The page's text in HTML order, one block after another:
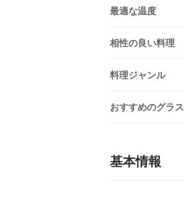
最適な温度
相性の良い料理
料理ジャンル
おすすめのグラス
基本情報